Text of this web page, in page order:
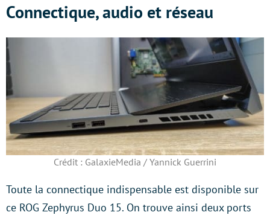
Connectique, audio et réseau
Crédit : GalaxieMedia / Yannick Guerrini
Toute la connectique indispensable est disponible sur
ce ROG Zephyrus Duo 15. On trouve ainsi deux ports